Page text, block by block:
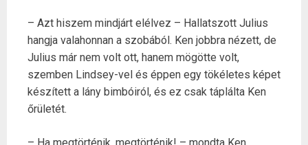
– Azt hiszem mindjárt elélvez – Hallatszott Julius
hangja valahonnan a szobából. Ken jobbra nézett, de
Julius már nem volt ott, hanem mögötte volt,
szemben Lindsey-vel és éppen egy tökéletes képet
készített a lány bimbóiról, és ez csak táplálta Ken
őrületét.